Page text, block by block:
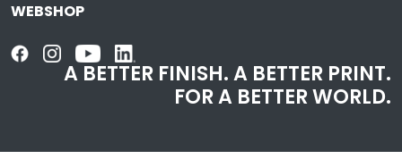
WEBSHOP
A BETTER FINISH.A BETTER PRINT.
FOR A BETTER WORLD.